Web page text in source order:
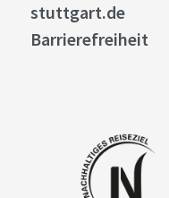
stuttgart.de
Barrierefreiheit